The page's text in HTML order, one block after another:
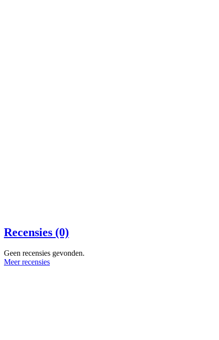
Recensies (0)
Geen recensies gevonden.
Meer recensies